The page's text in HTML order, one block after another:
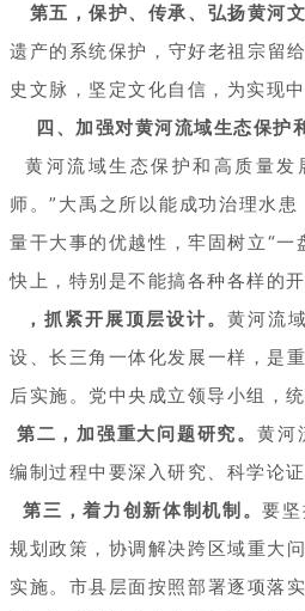
第五，保护、传承、弘扬黄河
遗产的系统保护，守好老祖宗留
史文脉，坚定文化自信，为实现
四、加强对黄河流域生态保护
黄河流域生态保护和高质量
师。”大禹之所以能成功治理水
量干大事的优越性，牢固树立“
快上，特别是不能搞各种各样的开
，抓紧开展顶层设计。 黄河流
设、长三角一体化发展一样，是
后实施。党中央成立领导小组，
第二，加强重大问题研究。黄河
编制过程中要深入研究、科学论证
第三，着力创新体制机制。要
规划政策，协调解决跨区域重大
实施。市县层面按照部署逐项落